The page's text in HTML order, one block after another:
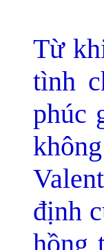
Từ
tình
phúc
định
hồng